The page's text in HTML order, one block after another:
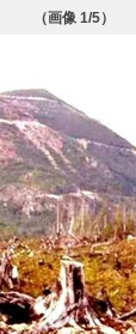
（画像1/5）